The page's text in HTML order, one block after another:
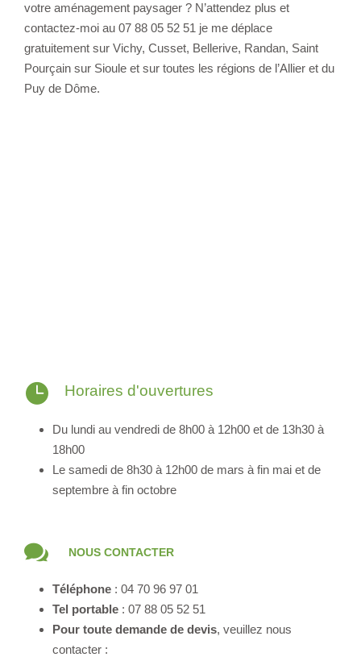
votre aménagement paysager ? N’attendez plus et
contactez-moi au 07 88 05 52 51 je me déplace
gratuitement sur Vichy, Cusset, Bellerive, Randan, Saint
Pourçain sur Sioule et sur toutes les régions de l’Allier et du
Puy de Dôme.
Horaires d'ouvertures
Du lundi au vendredi de 8h00 à 12h00 et de 13h30 à
18h00
Le samedi de 8h30 à 12h00 de mars à fin mai et de
septembre à fin octobre
NOUS CONTACTER
Téléphone : 04 70 96 97 01
Tel portable : 07 88 05 52 51
Pour toute demande de devis, veuillez nous
contacter :